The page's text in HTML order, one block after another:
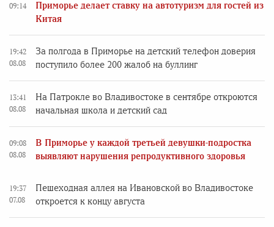
09:14
Приморье делает ставку на автотуризм для гостей из
Китая
19:42
08.08
За полгода в Приморье на детский телефон доверия
поступило более 200 жалоб на буллинг
13:41
08.08
На Патрокле во Владивостоке в сентябре откроются
начальная школа и детский сад
09:08
08.08
В Приморье у каждой третьей девушки-подростка
выявляют нарушения репродуктивного здоровья
19:37
07.08
Пешеходная аллея на Ивановской во Владивостоке
откроется к концу августа